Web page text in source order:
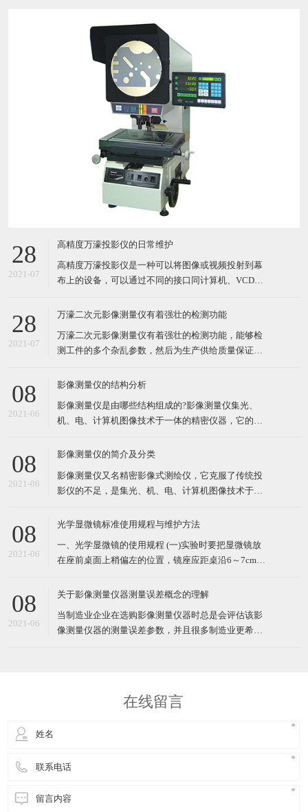
28
2021-07
高精度万濠投影仪的日常维护
高精度万濠投影仪是一种可以将图像或视频投射到幕
布上的设备，可以通过不同的接口同计算机、VCD、
号。下面介绍高精度万濠投影仪的日常维护： 投影环
量，不仅与投影灯泡的亮度有关，而且与投影环境的
影响也关系较大
28
2021-07
万濠二次元影像测量仪有着强壮的检测功能
万濠二次元影像测量仪有着强壮的检测功能，能够检
测工件的多个杂乱参数，然后为生产供给质量保证。
元影像测量仪测量工件的高度，这需把握不同万濠二
濠二次元影像测量仪测量工件高度的时候，都需损坏
零件。下面给我们解说两
08
2021-06
影像测量仪的结构分析
影像测量仪是由哪些结构组成的?影像测量仪集光、
机、电、计算机图像技术于一体的精密仪器，它的机
源、电控系统和计算机等。 影像测量仪一般分为二维
二次元影像测量仪、2.5D影像测量仪、影像测绘仪、
类影像测
08
2021-06
影像测量仪的简介及分类
影像测量仪又名精密影像式测绘仪，它克服了传统投
影仪的不足，是集光、机、电、计算机图像技术于一
待测物体进行高倍率光学放大成像，经过CCD摄像系
各种复杂工件的轮廓和表面形状尺寸、角度及位置，
特别是精密零
08
2021-06
光学显微镜标准使用规程与维护方法
一、光学显微镜的使用规程 (一)实验时要把显微镜放
在座前桌面上稍偏左的位置，镜座应距桌沿6～7cm左
转动物镜转换器，使低倍镜头正对载物台上的通光
左眼注视目镜内，接
08
2021-06
关于影像测量仪器测量误差概念的理解
当制造业企业在选购影像测量仪器时总是会评估该影
像测量仪器的测量误差参数，并且很多制造业更希望
在线留言